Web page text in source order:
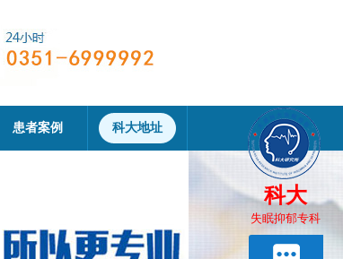
患者案例 科大地址
科大
失眠抑郁专科